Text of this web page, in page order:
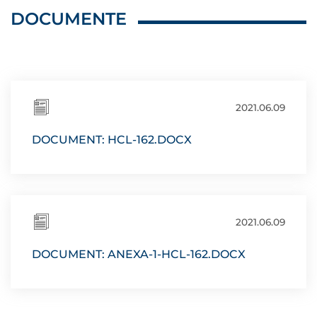
DOCUMENTE
2021.06.09
DOCUMENT: HCL-162.DOCX
2021.06.09
DOCUMENT: ANEXA-1-HCL-162.DOCX